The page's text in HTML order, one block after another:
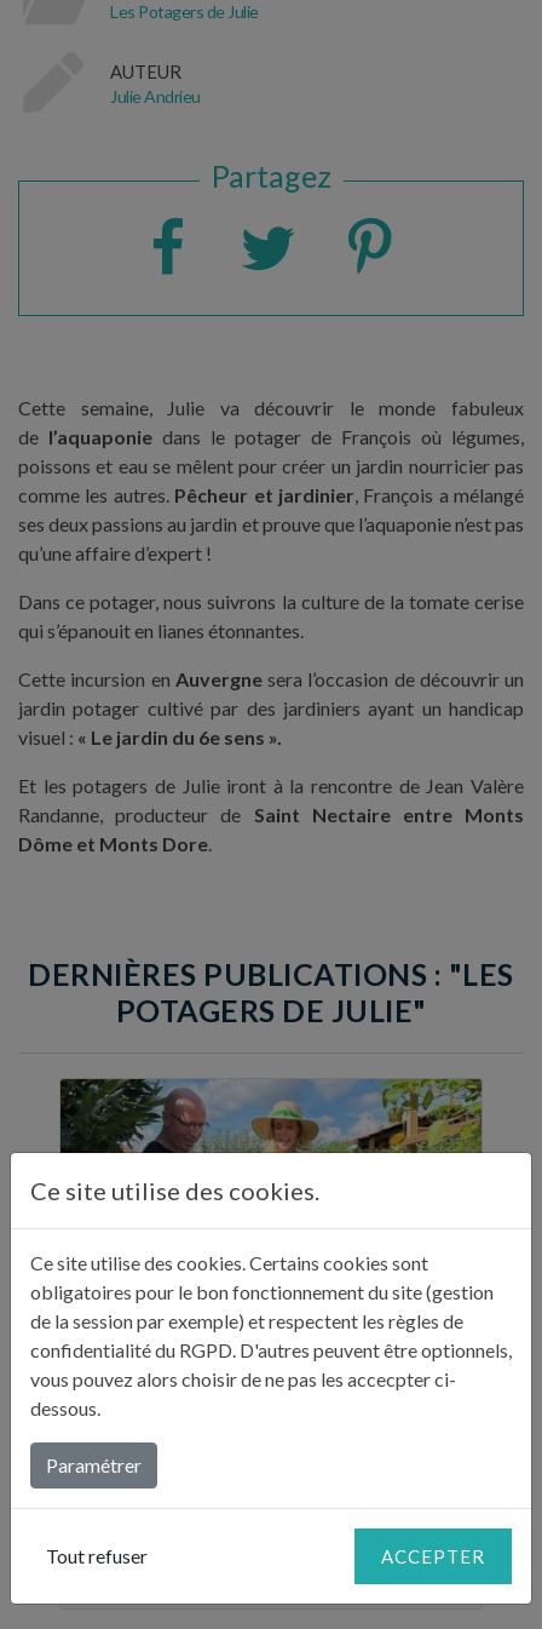
Les Potagers de Julie
AUTEUR
Julie Andrieu
Partagez
Cette semaine, Julie va découvrir le monde fabuleux
de l’aquaponie dans le potager de François où légumes,
poissons et eau se mêlent pour créer un jardin nourricier pas
comme les autres. Pêcheur et jardinier, François a mélangé
ses deux passions au jardin et prouve que l’aquaponie n’est pas
qu’une affaire d’expert !
Dans ce potager, nous suivrons la culture de la tomate cerise
qui s’épanouit en lianes étonnantes.
Cette incursion en Auvergne sera l’occasion de découvrir un
jardin potager cultivé par des jardiniers ayant un handicap
visuel : « Le jardin du 6e sens ».
Et les potagers de Julie iront à la rencontre de Jean Valère
Randanne, producteur de Saint Nectaire entre Monts
Dôme et Monts Dore.
DERNIÈRES PUBLICATIONS : "LES
POTAGERS DE JULIE"
fabuleux de l’aquaponie dans le potager de
François où légumes, poissons et eau se
Lire plus...
Ce site utilise des cookies.
Ce site utilise des cookies. Certains cookies sont
obligatoires pour le bon fonctionnement du site (gestion
de la session par exemple) et respectent les règles de
confidentialité du RGPD. D'autres peuvent être optionnels,
vous pouvez alors choisir de ne pas les accecpter ci-
dessous.
Paramétrer
Tout refuser ACCEPTER